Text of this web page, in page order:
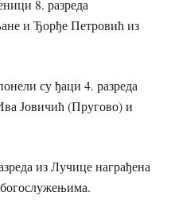
8. разреда
и Ђорђе Петровић из
су ђаци 4. разреда
Јовичић (Пругово) и
из Лучице награђена
богослужењима.